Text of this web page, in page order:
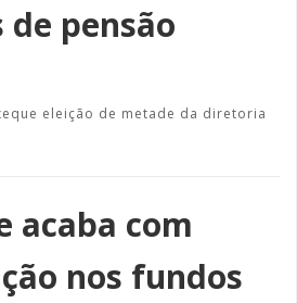
pensão
eleição de metade da diretoria
acaba com
nos fundos